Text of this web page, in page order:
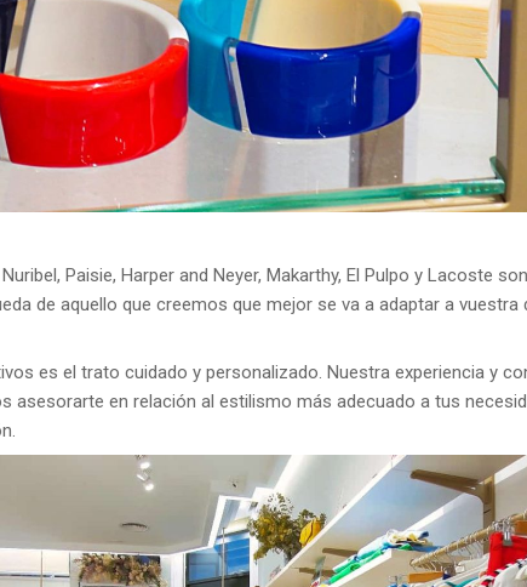
Paisie, Harper and Neyer, Makarthy, El Pulpo y Lacoste
de aquello que creemos que mejor se va a adaptar a vuestra
es el trato cuidado y personalizado. Nuestra experiencia y
asesorarte en relación al estilismo más adecuado a tus